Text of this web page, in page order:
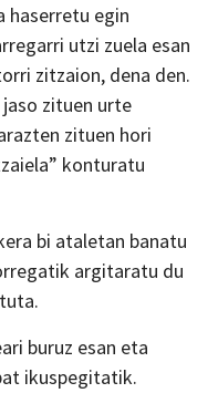
haserretu egin
utzi zuela esan
zitzaion, dena den.
zituen urte
zituen hori
konturatu
bi ataletan banatu
argitaratu du
buruz esan eta
ikuspegitatik.